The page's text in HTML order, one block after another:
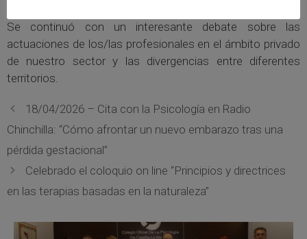
Se continuó con un interesante debate sobre las
actuaciones de los/las profesionales en el ámbito privado
de nuestro sector y las divergencias entre diferentes
territorios.
18/04/2026 – Cita con la Psicología en Radio
Chinchilla: “Cómo afrontar un nuevo embarazo tras una
pérdida gestacional”
Celebrado el coloquio on line “Principios y directrices
en las terapias basadas en la naturaleza”